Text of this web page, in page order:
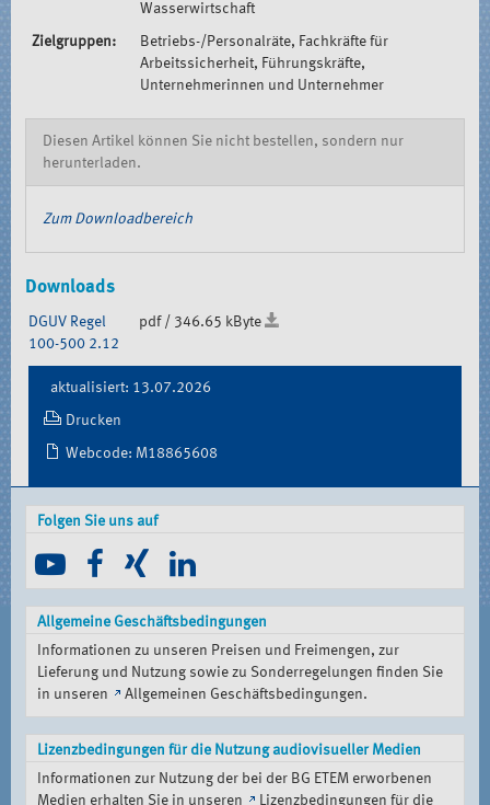
Wasserwirtschaft
Zielgruppen:
Betriebs-/Personalräte, Fachkräfte für
Arbeitssicherheit, Führungskräfte,
Unternehmerinnen und Unternehmer
Diesen Artikel können Sie nicht bestellen, sondern nur
herunterladen.
Zum Downloadbereich
Downloads
DGUV Regel
100-500 2.12
pdf / 346.65 kByte
Document
aktualisiert: 13.07.2026
Drucken
Webcode: M18865608
Folgen Sie uns auf
Allgemeine Geschäftsbedingungen
Informationen zu unseren Preisen und Freimengen, zur
Lieferung und Nutzung sowie zu Sonderregelungen finden Sie
in unseren
Allgemeinen Geschäftsbedingungen.
Lizenzbedingungen für die Nutzung audiovisueller Medien
Informationen zur Nutzung der bei der BG ETEM erworbenen
Medien erhalten Sie in unseren
Lizenzbedingungen für die